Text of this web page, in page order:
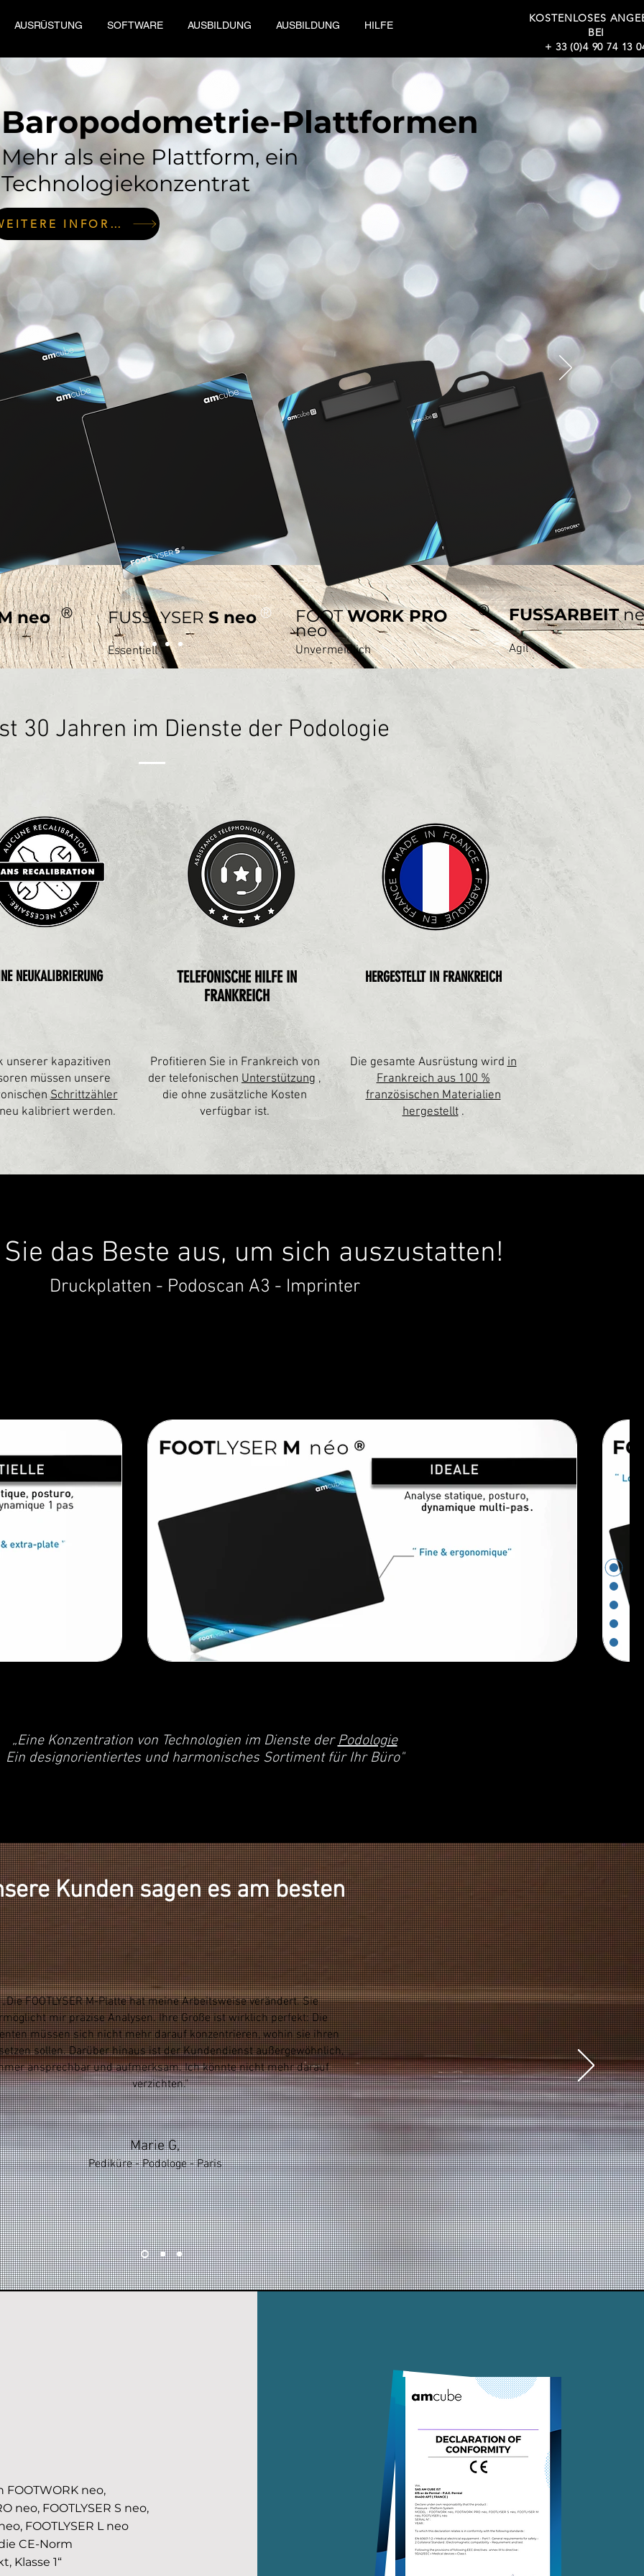
AUSRÜSTUNG SOFTWARE AUSBILDUNG AUSBILDUNG HILFE
KOSTENLOSES
BEI
+ 33 (0)4 90 74 13
AMCUBE, Ihr Verbündeter für podologische
Spezialausbildung
Lösungen im Bereich podologischer Diagnosesoftware und Schulungen zur Optimierung Ihrer Praxis.
in Frankreich, Entwicklung und Verwaltungssoftware für podologische und medizinische Praxen. FOOTWORK,
POUSSOU
Podometrie – Haltung – Ganganalyse – podologische Beurteilung – Baropodometrie-Plattform – podometrische Plattform –
Baropodometrie-Plattformen
Mehr als eine Plattform, ein
Technologiekonzentrat
WEITERE INFORMATIONEN
neo ®
Essentiell
FOOTWORK PRO
neo
®
Unvermeidlich
FUSSLYSER S neo ® FUSSARBEIT
Agil
30 Jahren im Dienste der Podologie
NEUKALIBRIERUNG
TELEFONISCHE HILFE IN
FRANKREICH
HERGESTELLT IN FRANKREICH
unserer kapazitiven
müssen unsere
Schrittzähler
kalibriert werden.
Profitieren Sie in Frankreich von
der telefonischen Unterstützung ,
die ohne zusätzliche Kosten
verfügbar ist.
Die gesamte Ausrüstung wirdin
Frankreich aus 100 %
französischen Materialien
hergestellt.
das Beste aus, um sich auszustatten!
Druckplatten - Podoscan A3 - Imprinter
„Eine Konzentration von Technologien im Dienste derPodologie
Ein designorientiertes und harmonisches Sortiment für Ihr Büro"
Kunden sagen es am besten
„Die FOOTLYSER M-Platte hat meine Arbeitsweise verändert. Sie
mir präzise Analysen. Ihre Größe ist wirklich perfekt: Die
müssen sich nicht mehr darauf konzentrieren, wohin sie ihren
sollen. Darüber hinaus ist der Kundendienst außergewöhnlich,
ansprechbar und aufmerksam. Ich könnte nicht mehr darauf
verzichten."
Marie G,
Pediküre - Podologe - Paris
neo,
neo, FOOTLYSER S neo,
FOOTLYSER L neo
CE-Norm
Klasse 1“